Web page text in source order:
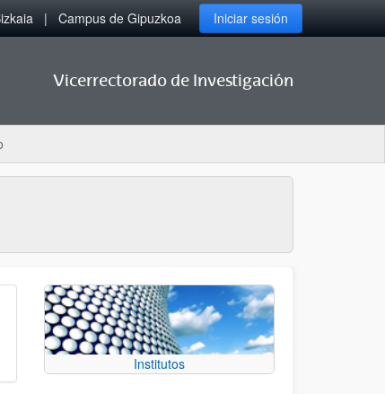
Campus de Gipuzkoa Iniciar sesión
Vicerrectorado de Investigación
Institutos